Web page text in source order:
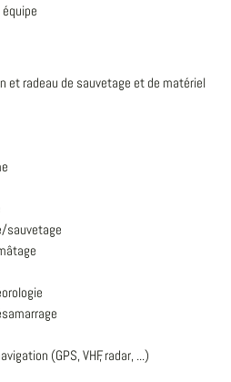
et radeau de sauvetage et de matériel
sauvetage
(GPS, VHF, radar, ...)